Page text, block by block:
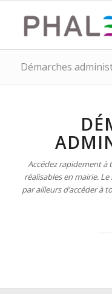
Démarches
Accédez rapidement à
réalisables en mairie.
par ailleurs d’accéder à